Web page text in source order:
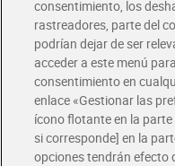
Únete al CLUB Dia
Disfruta las ventajas y
Descárgate la APP Dia
Folletos y Tiendas
Descubre las mejores
consentimiento, los
rastreadores, parte del
podrían dejar de ser
acceder a este menú
consentimiento en
enlace «Gestionar las
ícono flotante en la
si corresponde] en la
opciones tendrán efecto